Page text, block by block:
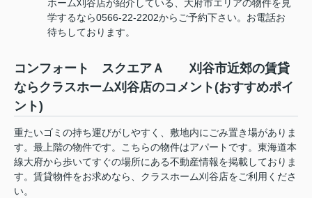
ホーム刈谷店が紹介している、大府市エリアの物件を見
学するなら0566-22-2202からご予約下さい。お電話お
待ちしております。
コンフォート スクエアＡ 刈谷市近郊の賃貸
ならクラスホーム刈谷店のコメント(おすすめポイ
ント)
重たいゴミの持ち運びがしやすく、敷地内にごみ置き場がありま
す。最上階の物件です。こちらの物件はアパートです。東海道本
線大府から歩いてすぐの場所にある不動産情報を掲載しておりま
す。賃貸物件をお求めなら、クラスホーム刈谷店をご利用くださ
い。